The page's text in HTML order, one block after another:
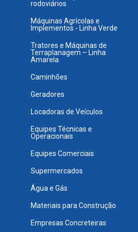
rodoviários
Máquinas Agrícolas e
Implementos - Linha Verde
Tratores e Máquinas de
Terraplanagem – Linha
Amarela
Caminhões
Geradores
Locadoras de Veículos
Equipes Técnicas e
Operacionais
Equipes Comerciais
Supermercados
Água e Gás
Materiais para Construção
Empresas Concreteiras